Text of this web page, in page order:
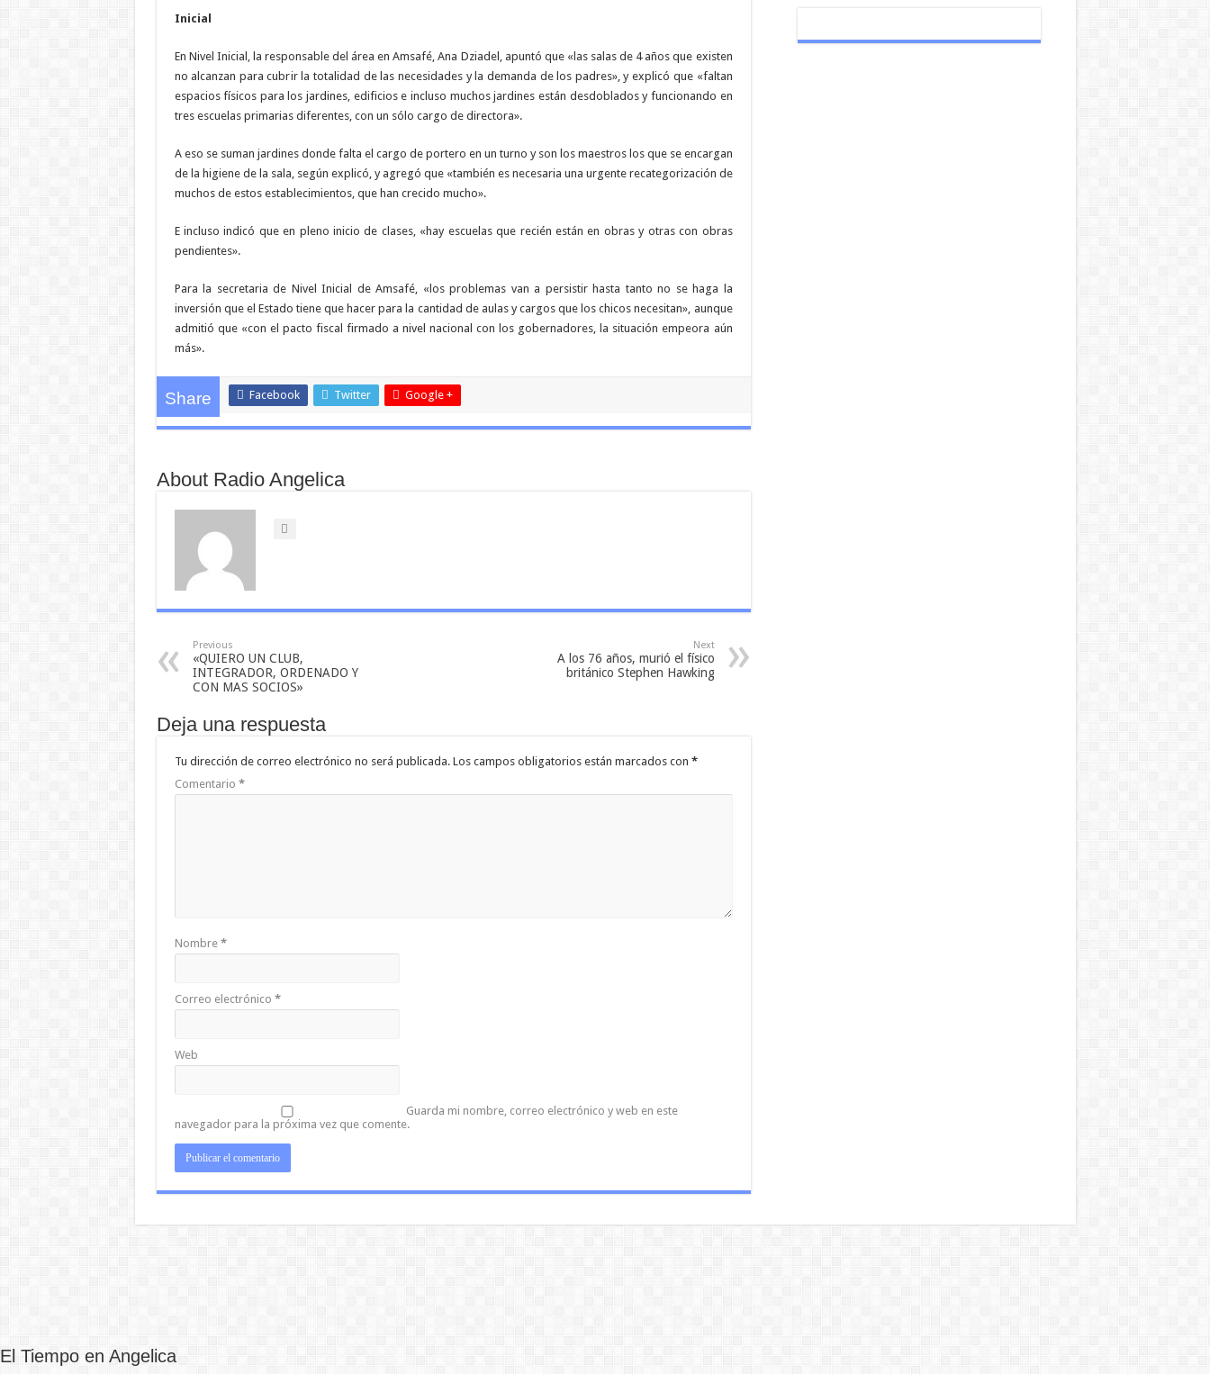
Inicial
En Nivel Inicial, la responsable del área en Amsafé, Ana Dziadel, apuntó que «las salas de 4 años que existen
no alcanzan para cubrir la totalidad de las necesidades y la demanda de los padres», y explicó que «faltan
espacios físicos para los jardines, edificios e incluso muchos jardines están desdoblados y funcionando en
tres escuelas primarias diferentes, con un sólo cargo de directora».
A eso se suman jardines donde falta el cargo de portero en un turno y son los maestros los que se encargan
de la higiene de la sala, según explicó, y agregó que «también es necesaria una urgente recategorización de
muchos de estos establecimientos, que han crecido mucho».
E incluso indicó que en pleno inicio de clases, «hay escuelas que recién están en obras y otras con obras
pendientes».
Para la secretaria de Nivel Inicial de Amsafé, «los problemas van a persistir hasta tanto no se haga la
inversión que el Estado tiene que hacer para la cantidad de aulas y cargos que los chicos necesitan», aunque
admitió que «con el pacto fiscal firmado a nivel nacional con los gobernadores, la situación empeora aún
más».
Share Facebook Twitter Google +
About Radio Angelica
Previous
«QUIERO UN CLUB,
INTEGRADOR, ORDENADO Y
CON MAS SOCIOS»
Next
A los 76 años, murió el físico
británico Stephen Hawking
Deja una respuesta
Tu dirección de correo electrónico no será publicada. Los campos obligatorios están marcados con *
Comentario *
Nombre *
Correo electrónico *
Web
Guarda mi nombre, correo electrónico y web en este
navegador para la próxima vez que comente.
El Tiempo en Angelica